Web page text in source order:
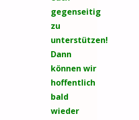
gegenseitig
zu
unterstützen!
Dann
können wir
hoffentlich
bald
wieder